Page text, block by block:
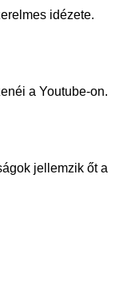
idézete.
a Youtube-on.
jellemzik őt a